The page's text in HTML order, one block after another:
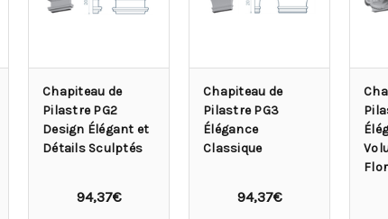
Chapiteau de
Pilastre PG2
Design Élégant et
Détails Sculptés
94,37€
Chapiteau de
Pilastre PG3
Élégance
Classique
94,37€